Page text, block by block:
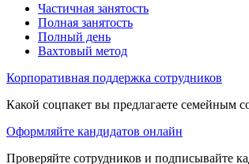
Частичная занятость
Полная занятость
Полный день
Вахтовый метод
Корпоративная поддержка сотрудников
Какой соцпакет вы предлагаете семейным
Оформляйте кандидатов онлайн
Проверяйте сотрудников и подписывайте